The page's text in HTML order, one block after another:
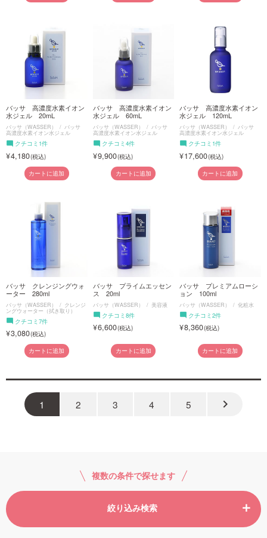
バッサ 高濃度水素イオン
水ジェル 20mL
バッサ（WASSER） バッサ
高濃度水素イオン水ジェル
クチコミ1件
4,180
カートに追加
バッサ 高濃度水素イオン
水ジェル 60mL
バッサ（WASSER） バッサ
高濃度水素イオン水ジェル
クチコミ4件
9,900
カートに追加
バッサ 高濃度水素イオン
水ジェル 120mL
バッサ（WASSER） バッサ
高濃度水素イオン水ジェル
クチコミ1件
17,600
カートに追加
バッサ クレンジングウォ
ーター 280ml
バッサ（WASSER） クレンジ
ングウォーター（拭き取り）
クチコミ7件
3,080
カートに追加
バッサ プライムエッセン
ス 20ml
バッサ（WASSER） 美容液
クチコミ8件
6,600
カートに追加
バッサ プレミアムローシ
ョン 100ml
バッサ（WASSER） 化粧水
クチコミ2件
8,360
カートに追加
1 2 3 4 5 keyboard_arrow_right
複数の条件で探せます
絞り込み検索